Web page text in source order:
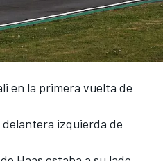
en la primera vuelta de
izquierda de